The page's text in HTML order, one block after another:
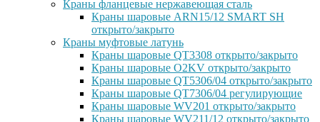
Краны фланцевые нержавеющая сталь
Краны шаровые ARN15/12 SMART SH
открыто/закрыто
Краны муфтовые латунь
Краны шаровые QT3308 открыто/закрыто
Краны шаровые O2KV открыто/закрыто
Краны шаровые QT5306/04 открыто/закрыто
Краны шаровые QT7306/04 регулирующие
Краны шаровые WV201 открыто/закрыто
Краны шаровые WV211/12 открыто/закрыто